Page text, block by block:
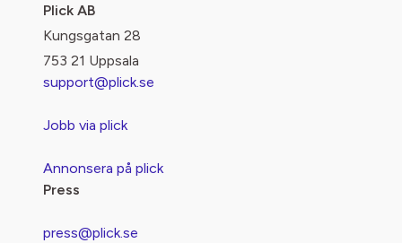
Plick AB
Kungsgatan 28
753 21 Uppsala
support@plick.se
Jobb via plick
Annonsera på plick
Press
press@plick.se